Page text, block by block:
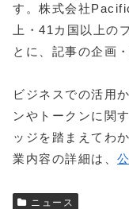
す。株式会社
上・41カ国以上の
とに、記事の企画
ビジネスでの活用
ンやトークンに関
ッジを踏まえてわ
業内容の詳細は、
ニュース